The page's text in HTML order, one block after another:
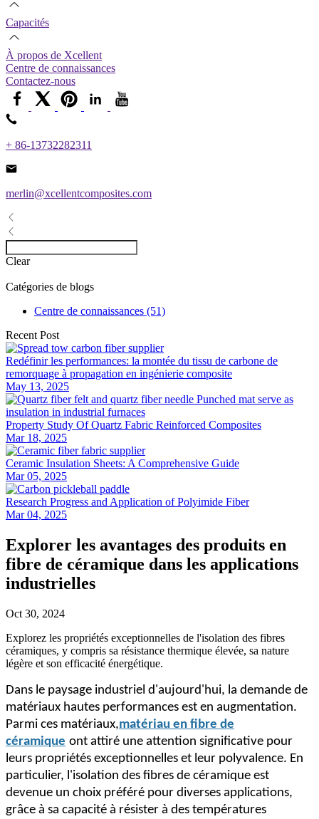
Capacités
À propos de Xcellent
Centre de connaissances
Contactez-nous
+ 86-13732282311
merlin@xcellentcomposites.com
Clear
Catégories de blogs
Centre de connaissances (51)
Recent Post
Redéfinir les performances: la montée du tissu de carbone de
remorquage à propagation en ingénierie composite
May 13, 2025
Property Study Of Quartz Fabric Reinforced Composites
Mar 18, 2025
Ceramic Insulation Sheets: A Comprehensive Guide
Mar 05, 2025
Research Progress and Application of Polyimide Fiber
Mar 04, 2025
Explorer les avantages des produits en
fibre de céramique dans les applications
industrielles
Oct 30, 2024
Explorez les propriétés exceptionnelles de l'isolation des fibres
céramiques, y compris sa résistance thermique élevée, sa nature
légère et son efficacité énergétique.
Dans le paysage industriel d'aujourd'hui, la demande de
matériaux hautes performances est en augmentation.
Parmi ces matériaux,matériau en fibre de
céramique ont attiré une attention significative pour
leurs propriétés exceptionnelles et leur polyvalence. En
particulier, l'isolation des fibres de céramique est
devenue un choix préféré pour diverses applications,
grâce à sa capacité à résister à des températures